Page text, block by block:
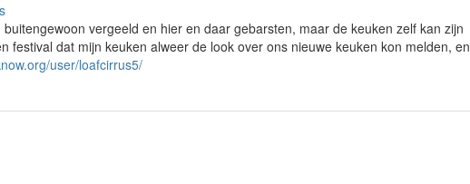
vergeeld en hier en daar gebarsten, maar de keuken zelf kan zijn
festival dat mijn keuken alweer de look over ons nieuwe keuken kon melden, en
user/loafcirrus5/